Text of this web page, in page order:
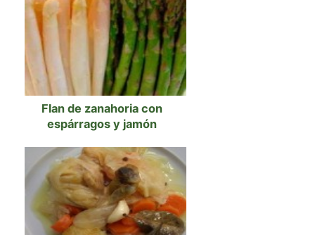
Flan de zanahoria con
espárragos y jamón